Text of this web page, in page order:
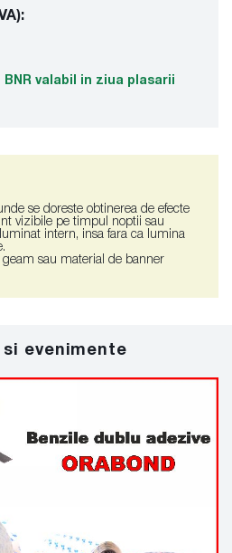
valabil in ziua plasarii
se doreste obtinerea de efecte
vizibile pe timpul noptii sau
intern, insa fara ca lumina
geam sau material de banner
evenimente